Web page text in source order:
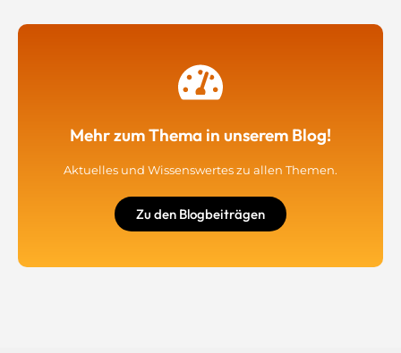
Mehr zum Thema in unserem Blog!
Aktuelles und Wissenswertes zu allen Themen.
Zu den Blogbeiträgen